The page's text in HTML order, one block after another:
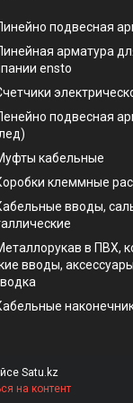
подвесная
арматура
ensto
подвесная
кабельные
клеммные
вводы,
в ПВХ,
вводы,
Satu.kz
на контент